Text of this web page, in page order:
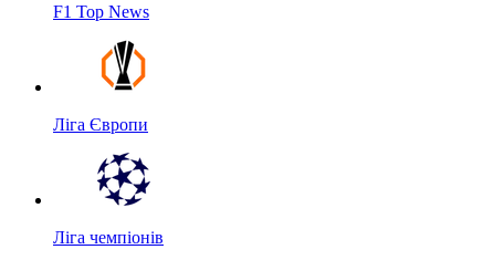
F1 Top News
Ліга Європи
Ліга чемпіонів